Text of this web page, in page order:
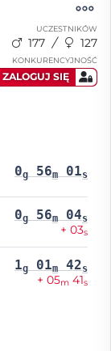
UCZESTNIKÓW
177 127
KONKURENCYJNOŚĆ
ZALOGUJ SIĘ
0g 56m 01s
0g 56m 04s
+ 03s
1g 01m 42s
+ 05m 41s